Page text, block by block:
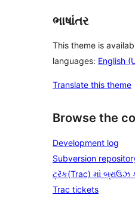
ભાષાંતર
This theme is
languages: English
Translate this theme
Browse the
Development log
Subversion
ટ્રૅક(Trac) માં બ્રાઉઝ
Trac tickets